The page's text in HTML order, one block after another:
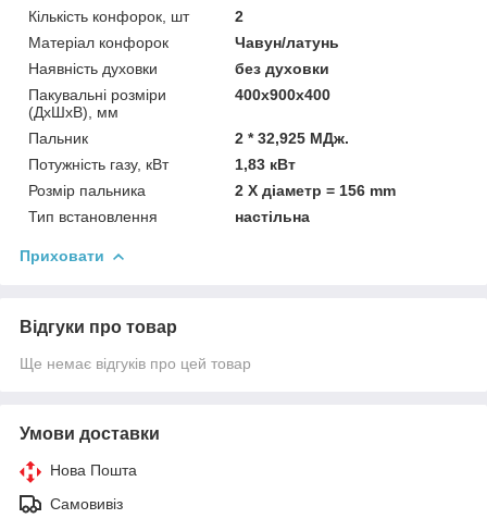
Кількість конфорок, шт
2
Матеріал конфорок
Чавун/латунь
Наявність духовки
без духовки
Пакувальні розміри
(ДхШхВ), мм
400x900x400
Пальник
2 * 32,925 МДж.
Потужність газу, кВт
1,83 кВт
Розмір пальника
2 X діаметр = 156 mm
Тип встановлення
настільна
Приховати
Відгуки про товар
Ще немає відгуків про цей товар
Умови доставки
Нова Пошта
Самовивіз